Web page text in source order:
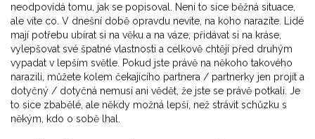
neodpovídá tomu, jak se popisoval. Není to sice běžná situace,
ale víte co. V dnešní době opravdu nevíte, na koho narazíte. Lidé
mají potřebu ubírat si na věku a na váze, přidávat si na kráse,
vylepšovat své špatné vlastnosti a celkově chtějí před druhým
vypadat v lepším světle. Pokud jste právě na někoho takového
narazili, můžete kolem čekajícího partnera / partnerky jen projít a
dotyčný / dotyčná nemusí ani vědět, že jste se právě potkali. Je
to sice zbabělé, ale někdy možná lepší, než strávit schůzku s
někým, kdo o sobě lhal.